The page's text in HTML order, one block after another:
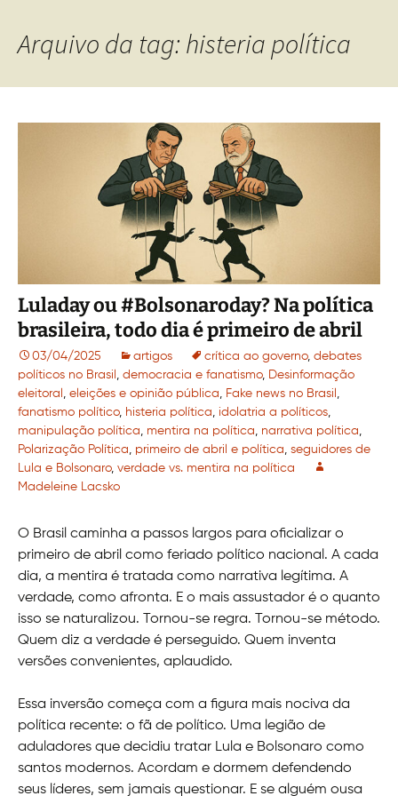
Arquivo da tag: histeria política
Luladay ou #Bolsonaroday? Na política
brasileira, todo dia é primeiro de abril
03/04/2025 artigos crítica ao governo, debates
políticos no Brasil , democracia e fanatismo, Desinformação
eleitoral , eleições e opinião pública, Fake news no Brasil ,
fanatismo político, histeria política, idolatria a políticos,
manipulação política, mentira na política, narrativa política,
Polarização Política, primeiro de abril e política, seguidores de
Lula e Bolsonaro, verdade vs. mentira na política
Madeleine Lacsko
O Brasil caminha a passos largos para oficializar o
primeiro de abril como feriado político nacional. A cada
dia, a mentira é tratada como narrativa legítima. A
verdade, como afronta. E o mais assustador é o quanto
isso se naturalizou. Tornou-se regra. Tornou-se método.
Quem diz a verdade é perseguido. Quem inventa
versões convenientes, aplaudido.
Essa inversão começa com a figura mais nociva da
política recente: o fã de político. Uma legião de
aduladores que decidiu tratar Lula e Bolsonaro como
santos modernos. Acordam e dormem defendendo
seus líderes, sem jamais questionar. E se alguém ousa